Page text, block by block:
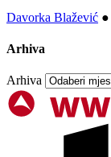
Davorka Blažević ●
Arhiva
Arhiva